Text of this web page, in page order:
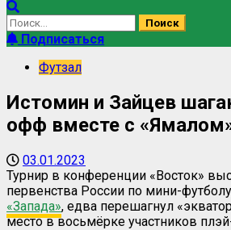
Подписаться
Футзал
Истомин и Зайцев
офф вместе с
03.01.2023
Турнир в конференции «Восток»
первенства России по мини-
«Запада», едва перешагнул
место в восьмёрке участников